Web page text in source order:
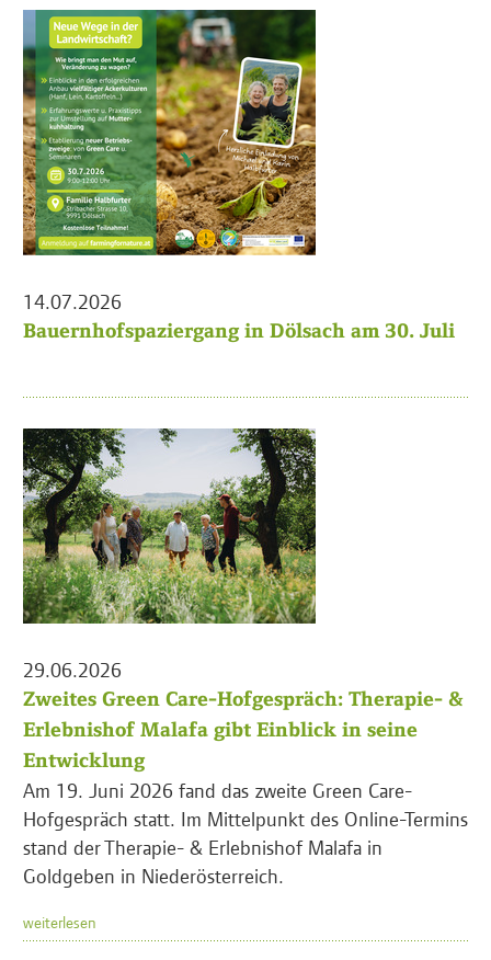
14.07.2026
Bauernhofspaziergang in Dölsach am 30. Juli
29.06.2026
Zweites Green Care-Hofgespräch: Therapie- &
Erlebnishof Malafa gibt Einblick in seine
Entwicklung
Am 19. Juni 2026 fand das zweite Green Care-
Hofgespräch statt. Im Mittelpunkt des Online-Termins
stand der Therapie- & Erlebnishof Malafa in
Goldgeben in Niederösterreich.
weiterlesen